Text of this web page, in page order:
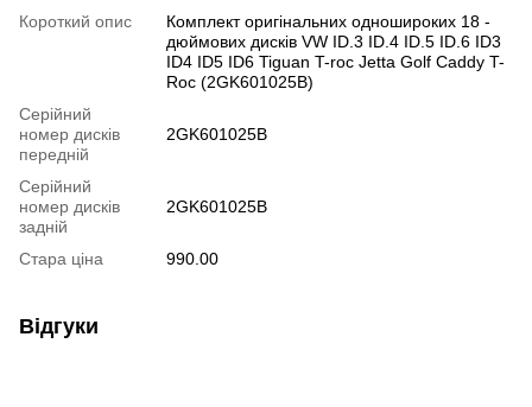
Короткий опис
Комплект оригінальних одношироких 18 -
дюймових дисків VW ID.3 ID.4 ID.5 ID.6 ID3
ID4 ID5 ID6 Tiguan T-roc Jetta Golf Caddy T-
Roc (2GK601025B)
Серійний
номер дисків
передній
2GK601025B
Серійний
номер дисків
задній
2GK601025B
Стара ціна 990.00
Відгуки